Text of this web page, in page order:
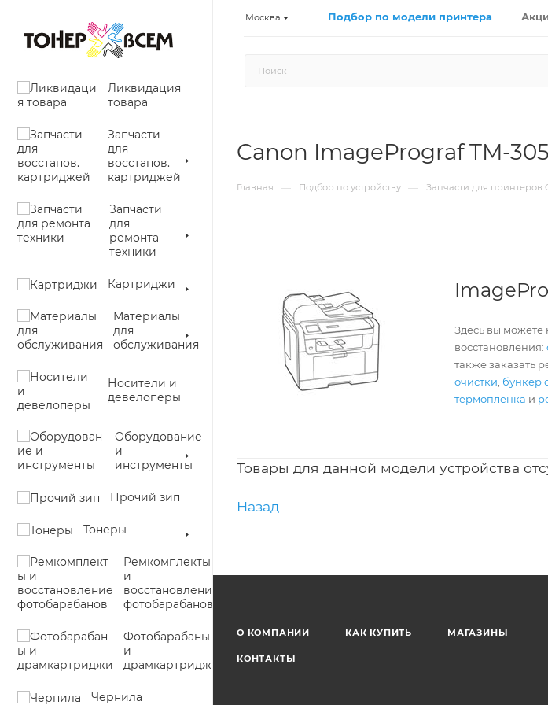
Москва Подбор по модели принтера
Ликвидация
товара
Запчасти
для
восстанов.
картриджей
Запчасти
для
ремонта
техники
Картриджи
Материалы
для
обслуживания
Носители и
девелоперы
Оборудование
и
инструменты
Прочий зип
Тонеры
Ремкомплекты
и
восстановление
фотобарабанов
Фотобарабаны
и
драмкартриджи
Чернила
Canon ImagePrograf TM-305
Главная — Подбор по устройству — Запчасти для принтеров
Здесь вы можете
восстановления:
также заказать
очистки бункер
термопленка и
Товары для данной модели устройства
Назад
О КОМПАНИИ КАК КУПИТЬ МАГАЗИНЫ
КОНТАКТЫ